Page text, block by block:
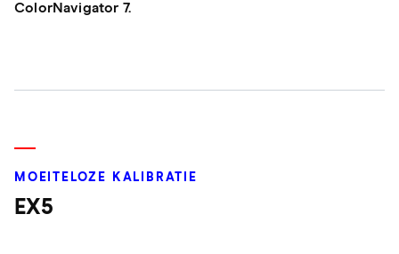
ColorNavigator 7.
MOEITELOZE KALIBRATIE
EX5